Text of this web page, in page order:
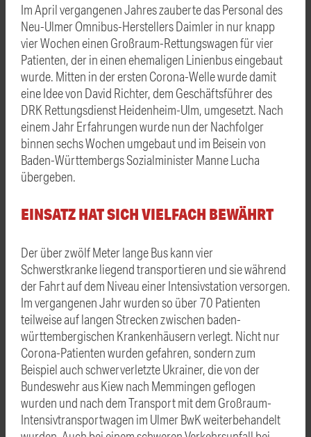
Im April vergangenen Jahres zauberte das Personal des
Neu-Ulmer Omnibus-Herstellers Daimler in nur knapp
vier Wochen einen Großraum-Rettungswagen für vier
Patienten, der in einen ehemaligen Linienbus eingebaut
wurde. Mitten in der ersten Corona-Welle wurde damit
eine Idee von David Richter, dem Geschäftsführer des
DRK Rettungsdienst Heidenheim-Ulm, umgesetzt. Nach
einem Jahr Erfahrungen wurde nun der Nachfolger
binnen sechs Wochen umgebaut und im Beisein von
Baden-Württembergs Sozialminister Manne Lucha
übergeben.
EINSATZ HAT SICH VIELFACH BEWÄHRT
Der über zwölf Meter lange Bus kann vier
Schwerstkranke liegend transportieren und sie während
der Fahrt auf dem Niveau einer Intensivstation versorgen.
Im vergangenen Jahr wurden so über 70 Patienten
teilweise auf langen Strecken zwischen baden-
württembergischen Krankenhäusern verlegt. Nicht nur
Corona-Patienten wurden gefahren, sondern zum
Beispiel auch schwerverletzte Ukrainer, die von der
Bundeswehr aus Kiew nach Memmingen geflogen
wurden und nach dem Transport mit dem Großraum-
Intensivtransportwagen im Ulmer BwK weiterbehandelt